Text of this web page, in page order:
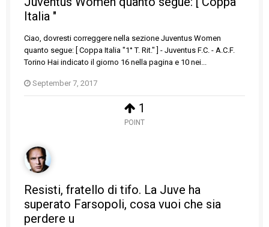
1
POINT
Italia "
Ciao, dovresti correggere nella sezione Juventus Women
quanto segue: [ Coppa Italia "1° T. Rit." ] - Juventus F.C. - A.C.F.
Torino Hai indicato il giorno 16 nella pagina e 10 nei...
September 7, 2017
Resisti, fratello di tifo. La Juve ha
superato Farsopoli, cosa vuoi che sia
perdere u